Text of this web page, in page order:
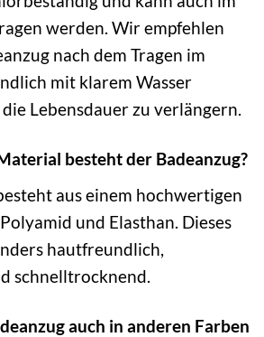
werden. Wir empfehlen
nach dem Tragen im
mit klarem Wasser
Lebensdauer zu verlängern.
besteht der Badeanzug?
aus einem hochwertigen
und Elasthan. Dieses
hautfreundlich,
schnelltrocknend.
auch in anderen Farben